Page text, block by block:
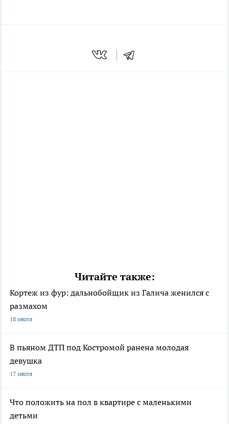
Читайте также:
Кортеж из фур: дальнобойщик из Галича женился с
размахом
18 июля
В пьяном ДТП под Костромой ранена молодая
девушка
17 июля
Что положить на пол в квартире с маленькими
детьми